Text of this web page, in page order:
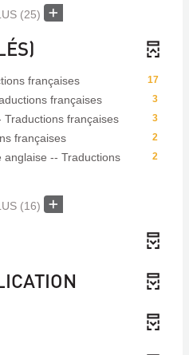
(25)
17
françaises
3
françaises
3
Traductions françaises
2
françaises
2
anglaise -- Traductions
(16)